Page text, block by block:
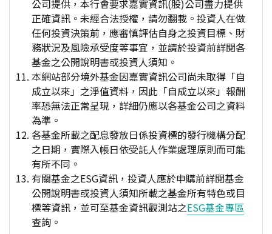
公司提供，本行會要求嘉實資訊(股)公司盡力提供
正確資訊。未經合法授權，請勿翻載。投資人在做
任何投資決策前，應審慎評估自身之投資目標、財
務狀況及風險承受度等事宜，並請於投資前詳閱各
基金之公開說明書或投資人須知。
本網站部分境外基金因嘉實資訊公司尚未取得「自
成立以來」之淨值資料，因此「自成立以來」報酬
率恐無法正常呈現，詳細仍應以各基金公司之資料
為準。
各基金所載之配息發放日係投資標的發行機構分配
之日期，實際入帳日依受託人作業處理原則而可能
有所不同。
有關基金之ESG資訊，投資人應於申購前詳閱基金
公開說明書或投資人須知所載之基金所有特色或目
標等資訊，並可至基金資訊觀測站之ESG基金專區
查詢。